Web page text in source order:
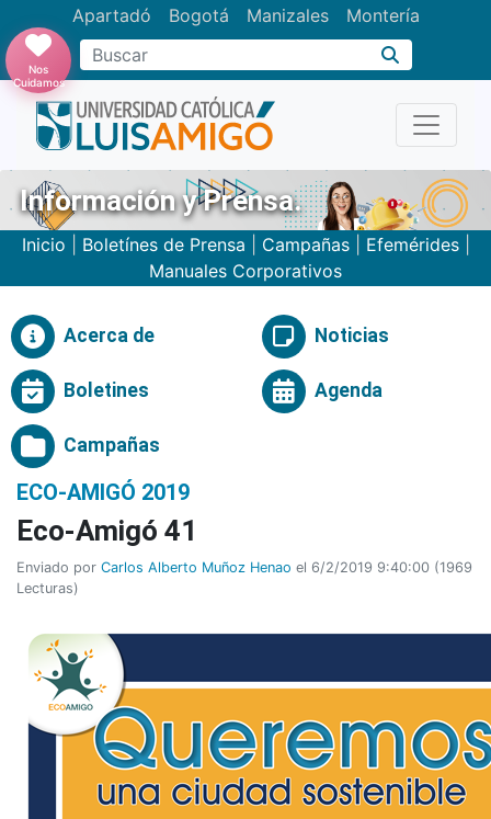
Apartadó Bogotá Manizales Montería
Buscar
Nos
Cuidamos
Información y Prensa.
Inicio Boletínes de Prensa Campañas| Efemérides|
Manuales Corporativos
Acerca de Noticias
Boletines Agenda
Campañas
ECO-AMIGÓ 2019
Eco-Amigó 41
Enviado por Carlos Alberto Muñoz Henao el 6/2/2019 9:40:00 (1969
Lecturas)